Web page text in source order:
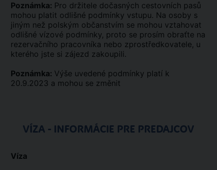
Poznámka: Pro držitele dočasných cestovních pasů
mohou platit odlišné podmínky vstupu. Na osoby s
jiným než polským občanstvím se mohou vztahovat
odlišné vízové podmínky, proto se prosím obraťte na
rezervačního pracovníka nebo zprostředkovatele, u
kterého jste si zájezd zakoupili.
Poznámka: Výše uvedené podmínky platí k
20.9.2023 a mohou se změnit
VÍZA - INFORMÁCIE PRE PREDAJCOV
Víza